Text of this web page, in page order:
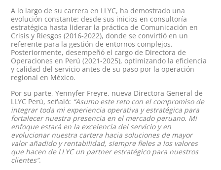
A lo largo de su carrera en LLYC, ha demostrado una
evolución constante: desde sus inicios en consultoría
estratégica hasta liderar la práctica de Comunicación en
Crisis y Riesgos (2016-2022), donde se convirtió en un
referente para la gestión de entornos complejos.
Posteriormente, desempeñó el cargo de Directora de
Operaciones en Perú (2021-2025), optimizando la eficiencia
y calidad del servicio antes de su paso por la operación
regional en México.
Por su parte, Yennyfer Freyre, nueva Directora General de
LLYC Perú, señaló: “Asumo este reto con el compromiso de
integrar toda mi experiencia operativa y estratégica para
fortalecer nuestra presencia en el mercado peruano. Mi
enfoque estará en la excelencia del servicio y en
evolucionar nuestra cartera hacia soluciones de mayor
valor añadido y rentabilidad, siempre fieles a los valores
que hacen de LLYC un partner estratégico para nuestros
clientes”.